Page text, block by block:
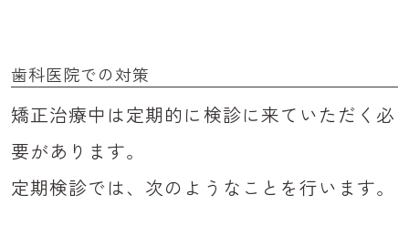
歯科医院での対策
矯正治療中は定期的に検診に来ていただく必
要があります。
定期検診では、次のようなことを行います。